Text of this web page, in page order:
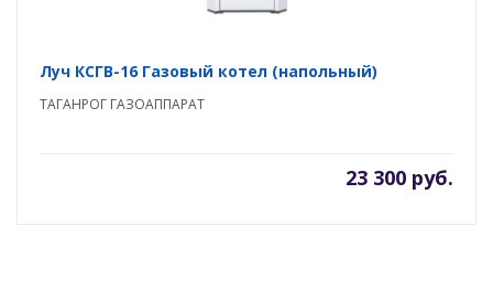
Луч КСГВ-16 Газовый котел (напольный)
ТАГАНРОГ ГАЗОАППАРАТ
23 300 руб.